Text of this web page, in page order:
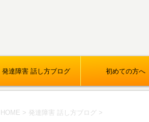
発達障害 話し方ブログ 初めての方へ
HOME > 発達障害 話し方ブログ >